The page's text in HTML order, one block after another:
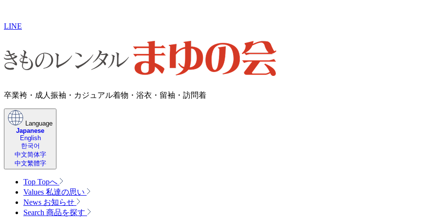
LINE
卒業袴・成人振袖・​カジュアル着物・浴衣・留袖・訪問着
Language
Japanese
English
한국어
中文简体字
中文繁體字
Top Topへ
Values 私達の思い
News お知らせ
Search 商品を探す